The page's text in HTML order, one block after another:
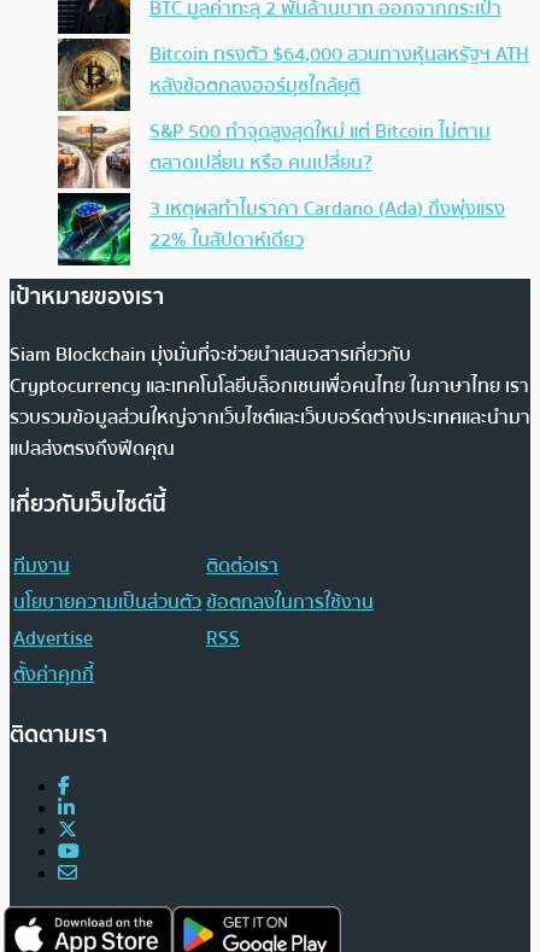
BTC มูลค่าทะลุ 2 พันล้านบาท ออกจากกระเป๋า
Bitcoin ทรงตัว $64,000 สวนทางหุ้นสหรัฐฯ ATH
หลังข้อตกลงฮอร์มุซใกล้ยุติ
S&P 500 ทำจุดสูงสุดใหม่ แต่ Bitcoin ไม่ตาม
ตลาดเปลี่ยน หรือ คนเปลี่ยน?
3 เหตุผลทำไมราคา Cardano (Ada) ถึงพุ่งแรง
22% ในสัปดาห์เดียว
เป้าหมายของเรา
Siam Blockchain มุ่งมั่นที่จะช่วยนำเสนอสารเกี่ยวกับ
Cryptocurrency และเทคโนโลยีบล็อกเชนเพื่อคนไทย ในภาษาไทย เรา
รวบรวมข้อมูลส่วนใหญ่จากเว็บไซต์และเว็บบอร์ดต่างประเทศและนำมา
แปลส่งตรงถึงฟีดคุณ
เกี่ยวกับเว็บไซต์นี้
ทีมงาน
ติดต่อเรา
นโยบายความเป็นส่วนตัวข้อตกลงในการใช้งาน
Advertise
RSS
ตั้งค่าคุกกี้
ติดตามเรา